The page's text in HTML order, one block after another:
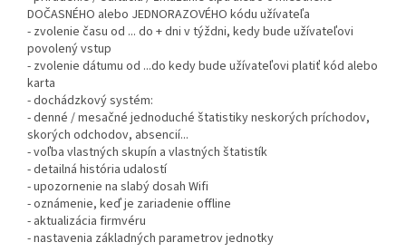
DOČASNÉHO alebo JEDNORAZOVÉHO kódu užívateľa
- zvolenie času od ... do + dni v týždni, kedy bude užívateľovi
povolený vstup
- zvolenie dátumu od ...do kedy bude užívateľovi platiť kód alebo
karta
- dochádzkový systém:
- denné / mesačné jednoduché štatistiky neskorých príchodov,
skorých odchodov, absencií...
- voľba vlastných skupín a vlastných štatistík
- detailná história udalostí
- upozornenie na slabý dosah Wifi
- oznámenie, keď je zariadenie offline
- aktualizácia firmvéru
- nastavenia základných parametrov jednotky